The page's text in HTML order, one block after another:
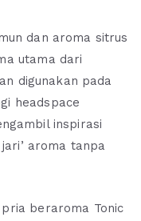
dan aroma sitrus
utama dari
digunakan pada
headspace
inspirasi
aroma tanpa
beraroma Tonic